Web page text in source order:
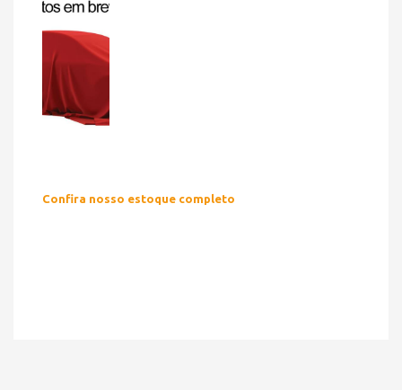
Confira nosso estoque completo